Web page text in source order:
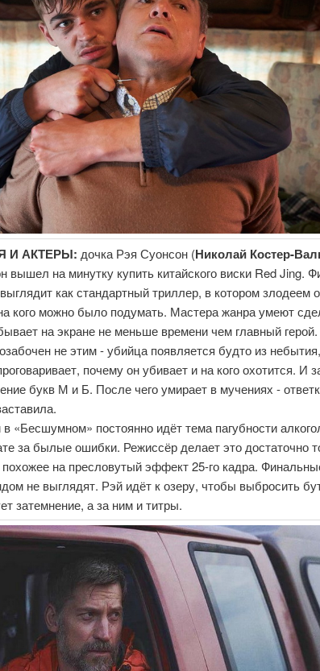
И АКТЕРЫ: дочка Рэя Суонсон (Николай Костер-
вышел на минутку купить китайского виски Red Jing.
как стандартный триллер, в котором злодеем
кого можно было подумать. Мастера жанра умеют
на экране не меньше времени чем главный
не этим - убийца появляется будто из небытия,
почему он убивает и на кого охотится. И
букв М и Б. После чего умирает в мучениях -
«Бесшумном» постоянно идёт тема пагубности
за былые ошибки. Режиссёр делает это достаточно
похожее на пресловутый эффект 25-го кадра.
не выглядят. Рэй идёт к озеру, чтобы выбросить
затемнение, а за ним и титры.